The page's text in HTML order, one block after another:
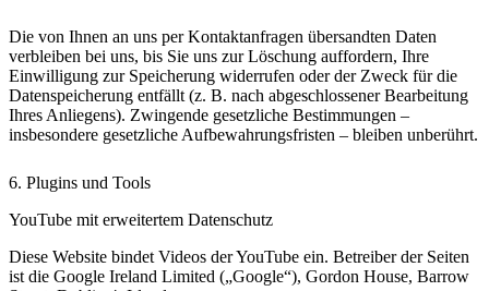
Die von Ihnen an uns per Kontaktanfragen übersandten Daten
verbleiben bei uns, bis Sie uns zur Löschung auffordern, Ihre
Einwilligung zur Speicherung widerrufen oder der Zweck für die
Datenspeicherung entfällt (z. B. nach abgeschlossener Bearbeitung
Ihres Anliegens). Zwingende gesetzliche Bestimmungen –
insbesondere gesetzliche Aufbewahrungsfristen – bleiben unberührt.
6. Plugins und Tools
YouTube mit erweitertem Datenschutz
Diese Website bindet Videos der YouTube ein. Betreiber der Seiten
ist die Google Ireland Limited („Google“), Gordon House, Barrow